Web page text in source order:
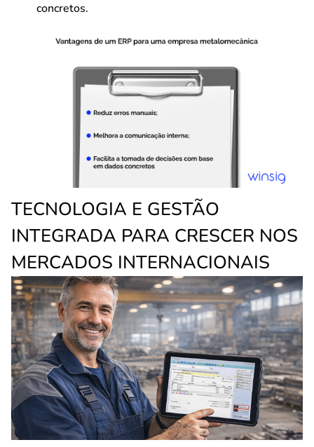
concretos.
TECNOLOGIA E GESTÃO
INTEGRADA PARA CRESCER NOS
MERCADOS INTERNACIONAIS